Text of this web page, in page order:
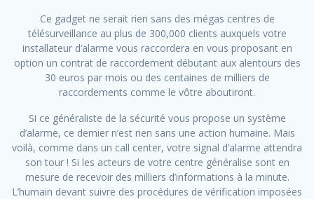
Ce gadget ne serait rien sans des mégas centres de
télésurveillance au plus de 300,000 clients auxquels votre
installateur d’alarme vous raccordera en vous proposant en
option un contrat de raccordement débutant aux alentours des
30 euros par mois ou des centaines de milliers de
raccordements comme le vôtre aboutiront.
Si ce généraliste de la sécurité vous propose un système
d’alarme, ce dernier n’est rien sans une action humaine. Mais
voilà, comme dans un call center, votre signal d’alarme attendra
son tour ! Si les acteurs de votre centre généralise sont en
mesure de recevoir des milliers d’informations à la minute.
L’humain devant suivre des procédures de vérification imposées